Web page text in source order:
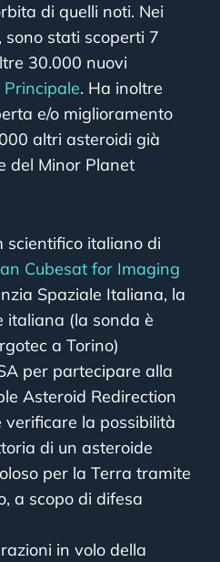
di quelli noti. Nei
stati scoperti 7
30.000 nuovi
Principale. Ha inoltre
e/o miglioramento
altri asteroidi già
del Minor Planet
scientifico italiano di
Cubesat for Imaging
Spaziale Italiana, la
italiana (la sonda è
a Torino)
per partecipare alla
Asteroid Redirection
verificare la possibilità
di un asteroide
per la Terra tramite
a scopo di difesa
in volo della